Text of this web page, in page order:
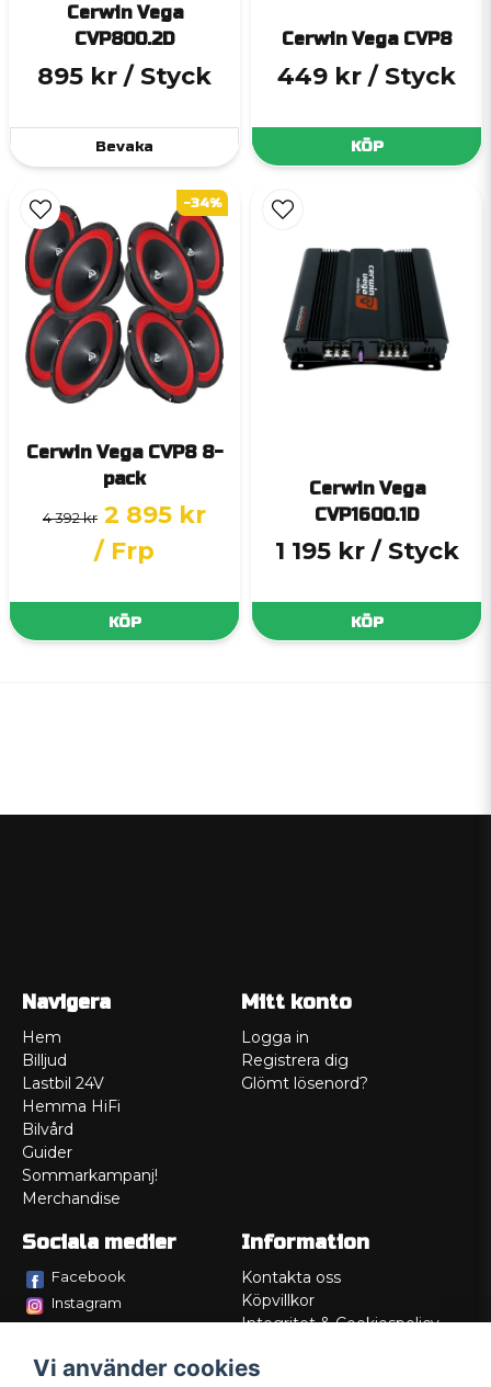
Cerwin Vega
CVP800.2D
895 kr / Styck
Bevaka
Cerwin Vega CVP8
449 kr / Styck
KÖP
Cerwin Vega CVP8 8-
pack
4 392 kr 2 895 kr
/ Frp
KÖP
-34%
Cerwin Vega
CVP1600.1D
1 195 kr / Styck
KÖP
Navigera
Hem
Billjud
Lastbil 24V
Hemma HiFi
Bilvård
Guider
Sommarkampanj!
Merchandise
Mitt konto
Logga in
Registrera dig
Glömt lösenord?
Sociala medier
Facebook
Instagram
Information
Kontakta oss
Köpvillkor
Integritet & Cookiespolicy
Service/Garanti
Vi använder cookies